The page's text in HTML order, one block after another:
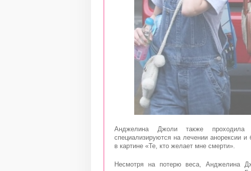
Анджелина Джоли также проходила
специализируются на лечении анорексии
в картине «Те, кто желает мне смерти».
Несмотря на потерю веса, Анджелина